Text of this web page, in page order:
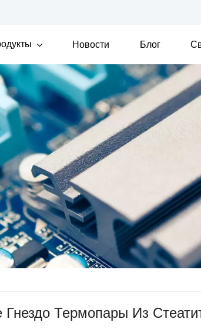
Новости Блог
Гнездо Термопары Из